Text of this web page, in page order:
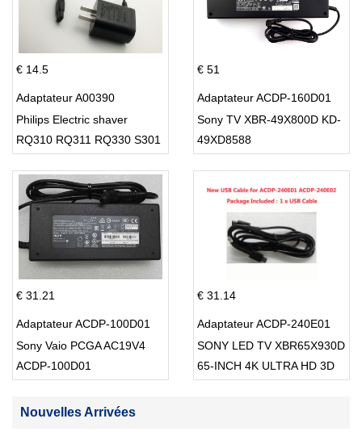
€ 14.5
Adaptateur A00390
Philips Electric shaver
RQ310 RQ311 RQ330 S301
€ 51
Adaptateur ACDP-160D01
Sony TV XBR-49X800D KD-
49XD8588
€ 31.21
Adaptateur ACDP-100D01
Sony Vaio PCGA AC19V4
ACDP-100D01
€ 31.14
Adaptateur ACDP-240E01
SONY LED TV XBR65X930D
65-INCH 4K ULTRA HD 3D
Nouvelles Arrivées